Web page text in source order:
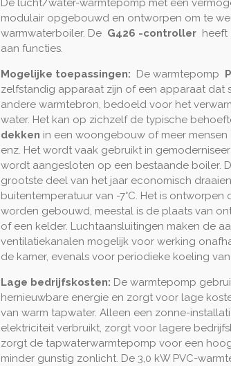
De lucht/water-warmtepomp met een
modulair opgebouwd en ontworpen om te
warmwaterboiler. De G426 -controller heeft
aan functies.
Mogelijke toepassingen: De warmtepomp
zelfstandig apparaat zijn of een apparaat dat
andere warmtebron, bedoeld voor het
water. Het kan op zichzelf de typische
dekken in een woongebouw of meer
enz. Het wordt vaak gebruikt in
wordt aangesloten op een bestaande boiler.
grootste deel van het jaar economisch
buitentemperatuur van -7°C. Het is
worden gebouwd, meestal is de plaats van
of een kelder. Luchtaansluitingen maken de
ventilatiekanalen mogelijk voor werking
de kamer, evenals voor periodieke koeling
Lage bedrijfskosten: De warmtepomp
hernieuwbare energie en zorgt voor lage
van warm tapwater. Alleen een zonne-
elektriciteit verbruikt, zorgt voor lagere
zorgt de tapwaterwarmtepomp voor een
minder gunstig zonlicht. De 3,0 kW PVC-